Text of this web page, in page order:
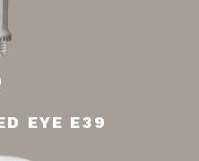
EYE E39